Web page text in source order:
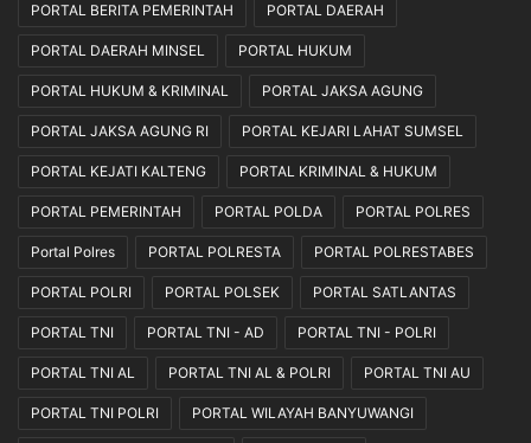
PORTAL BERITA PEMERINTAH PORTAL DAERAH
PORTAL DAERAH MINSEL PORTAL HUKUM
PORTAL HUKUM & KRIMINAL PORTAL JAKSA AGUNG
PORTAL JAKSA AGUNG RI PORTAL KEJARI LAHAT SUMSEL
PORTAL KEJATI KALTENG PORTAL KRIMINAL & HUKUM
PORTAL PEMERINTAH PORTAL POLDA PORTAL POLRES
Portal Polres PORTAL POLRESTA PORTAL POLRESTABES
PORTAL POLRI PORTAL POLSEK PORTAL SATLANTAS
PORTAL TNI PORTAL TNI - AD PORTAL TNI - POLRI
PORTAL TNI AL PORTAL TNI AL & POLRI PORTAL TNI AU
PORTAL TNI POLRI PORTAL WILAYAH BANYUWANGI